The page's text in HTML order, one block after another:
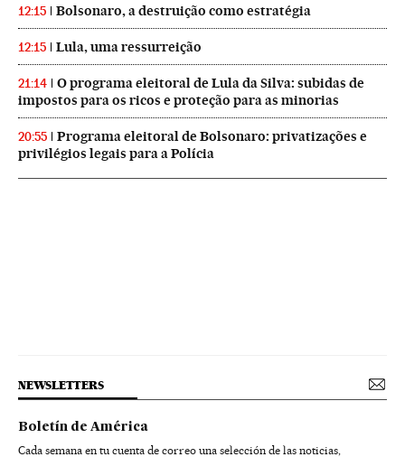
12:15 Bolsonaro, a destruição como estratégia
12:15 Lula, uma ressurreição
21:14
O programa eleitoral de Lula da Silva: subidas de
impostos para os ricos e proteção para as minorias
20:55
Programa eleitoral de Bolsonaro: privatizações e
privilégios legais para a Polícia
NEWSLETTERS
Boletín de América
Cada semana en tu cuenta de correo una selección de las noticias,